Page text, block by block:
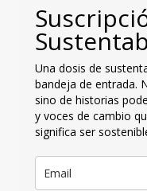
Una dosis de
bandeja de entrada.
sino de historias
y voces de cambio
significa ser